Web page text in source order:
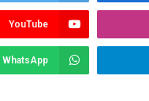
YouTube
WhatsApp